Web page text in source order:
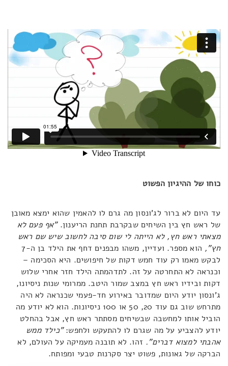
כוחו של ההיגיון הפשוט
עד היום לא ברור לג'ונסון מה גרם לו להאמין שהוא ימצא מאובן
של ראש חץ בין השיחים שבקרבת תחנת הריענון."אף פעם לא
מצאתי ראש חץ, לא הייתה לי שום סיבה לחשוב שיש שם ראש
חץ",
הוא מספר. ועדיין, משהו מבפנים דחף את הילד בן ה-7
לבקש מאמו רק עוד חמש דקות של חיפושים. היא הסכימה –
וכנראה לא התחרטה על זה. לתדהמתה הילד חזר אחרי שלוש
דקות ובידיו ראש חץ במצב שמור היטב. ממרומי שנות ניסיונו,
ג'ונסון יודע היום שמדובר באירוע חד-פעמי שכנראה לא היה
מתרחש שוב גם עוד 20, 50 או 100 ניסיונות. הוא לא יודע מה
הוביל אותו למחשבה שבשיחים מסתתר ראש חץ, אבל בהחלט
יודע להצביע על מה שגרם לו להתעקש ולחפש:"כילד ממש
אהבתי למצוא דברים". זהו. לא תובנה מעמיקה על העולם, לא
הברקה של גאונות, פשוט יצר סקרנות טבעי ומפותח.